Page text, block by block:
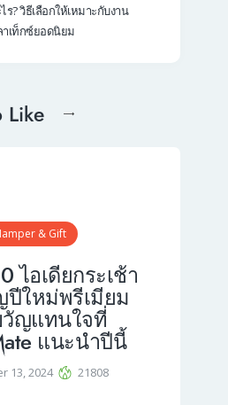
ร? วิธีเลือกให้เหมาะกับงาน
เท็กซ์ยอดนิยม
Like
& Gift
ไอเดียกระเช้า
ใหม่พรีเมียม
ญแทนใจที่
แนะนำปีนี้
13, 2024 21808